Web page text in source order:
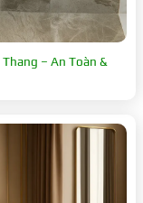
– An Toàn &